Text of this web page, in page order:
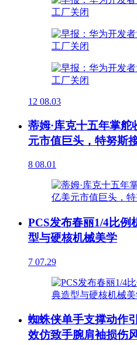
12 08.03
蒂姆·库克十五年掌
元市值巨头，特努斯
8 08.01
PCS发布春丽1/4比例
型与硬核机械美学
7 07.29
蜘蛛侠单手支撑动作
效仿致手腕肩袖损伤